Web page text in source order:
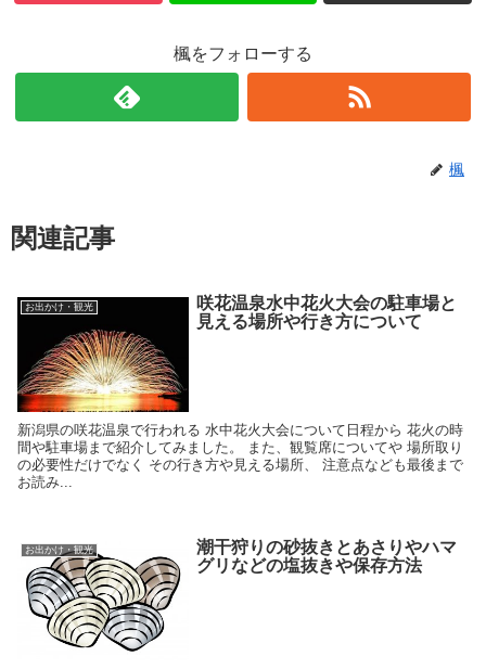
楓をフォローする
楓
関連記事
お出かけ・観光
咲花温泉水中花火大会の駐車場と
見える場所や行き方について
新潟県の咲花温泉で行われる 水中花火大会について日程から 花火の時
間や駐車場まで紹介してみました。 また、観覧席についてや 場所取り
の必要性だけでなく その行き方や見える場所、 注意点なども最後まで
お読み...
お出かけ・観光
潮干狩りの砂抜きとあさりやハマ
グリなどの塩抜きや保存方法